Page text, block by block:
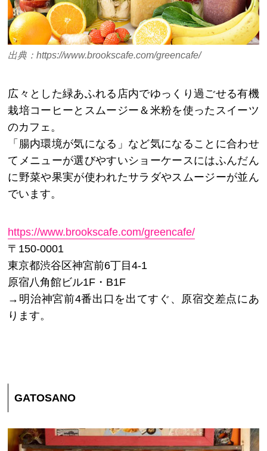
出典：https://www.brookscafe.com/greencafe/
広々とした緑あふれる店内でゆっくり過ごせる有機
栽培コーヒーとスムージー＆米粉を使ったスイーツ
のカフェ。
「腸内環境が気になる」など気になることに合わせ
てメニューが選びやすいショーケースにはふんだん
に野菜や果実が使われたサラダやスムージーが並ん
でいます。
https://www.brookscafe.com/greencafe/
〒150-0001
東京都渋谷区神宮前6丁目4-1
原宿八角館ビル1F・B1F
→明治神宮前4番出口を出てすぐ、原宿交差点にあ
ります。
GATOSANO